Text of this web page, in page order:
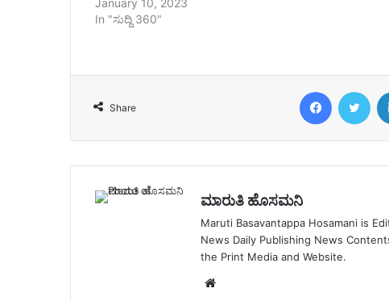
January 10, 2023
In "ಸುದ್ದಿ 360"
Share
Facebook
ಮಾರುತಿ ಹೊಸಮನಿ
Maruti Basavantappa Hosamani is
News Daily Publishing News
the Print Media and Website.
Website